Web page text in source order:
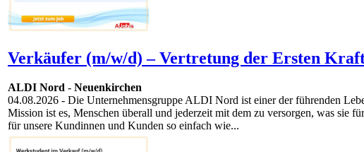
Verkäufer (m/w/d) – Vertretung der Ersten
ALDI Nord - Neuenkirchen
04.08.2026 - Die Unternehmensgruppe ALDI Nord ist einer der führenden
Mission ist es, Menschen überall und jederzeit mit dem zu versorgen, was sie
für unsere Kundinnen und Kunden so einfach wie...